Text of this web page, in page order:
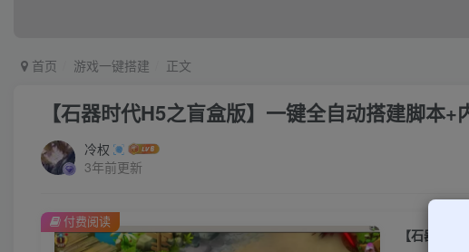
首页 游戏一键搭建 正文
【石器时代H5之盲盒版】一键全自动搭建脚本
冷权
3年前更新
付费阅读